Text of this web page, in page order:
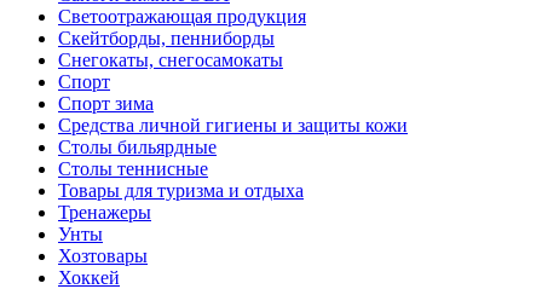
Светоотражающая продукция
Скейтборды, пенниборды
Снегокаты, снегосамокаты
Спорт
Спорт зима
Средства личной гигиены и защиты кожи
Столы бильярдные
Столы теннисные
Товары для туризма и отдыха
Тренажеры
Унты
Хозтовары
Хоккей